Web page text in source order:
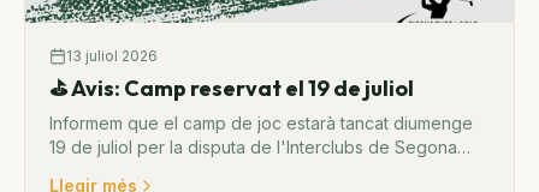
13 juliol 2026
⛳ Avis: Camp reservat el 19 de juliol
Informem que el camp de joc estarà tancat diumenge
19 de juliol per la disputa de l'Interclubs de Segona
Llegir més